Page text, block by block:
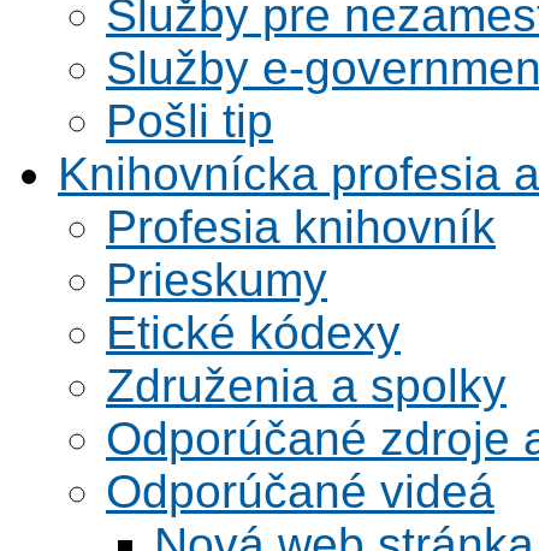
Služby pre
Služby e-
Pošli tip
Knihovnícka profesia
Profesia knihovník
Prieskumy
Etické kódexy
Združenia a spolky
Odporúčané zdroje
Odporúčané videá